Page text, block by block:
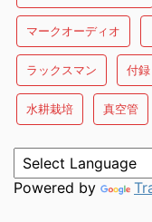
マークオーディオ
ラックスマン 付録
水耕栽培 真空管
Powered by